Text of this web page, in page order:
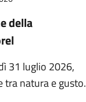
della
31 luglio 2026,
tra natura e gusto.